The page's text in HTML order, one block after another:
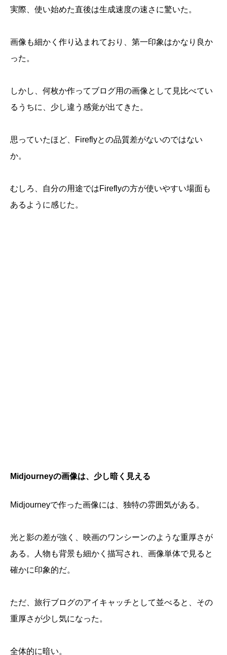
実際、使い始めた直後は生成速度の速さに驚いた。
画像も細かく作り込まれており、第一印象はかなり良か
った。
しかし、何枚か作ってブログ用の画像として見比べてい
るうちに、少し違う感覚が出てきた。
思っていたほど、Fireflyとの品質差がないのではない
か。
むしろ、自分の用途ではFireflyの方が使いやすい場面も
あるように感じた。
Midjourneyの画像は、少し暗く見える
Midjourneyで作った画像には、独特の雰囲気がある。
光と影の差が強く、映画のワンシーンのような重厚さが
ある。人物も背景も細かく描写され、画像単体で見ると
確かに印象的だ。
ただ、旅行ブログのアイキャッチとして並べると、その
重厚さが少し気になった。
全体的に暗い。